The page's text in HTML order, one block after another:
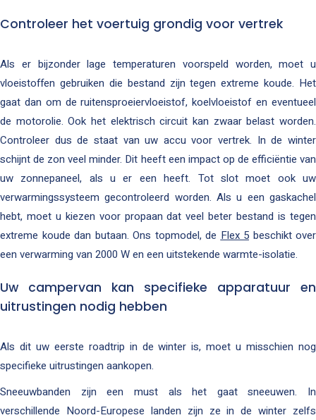
Controleer het voertuig grondig voor vertrek
Als er bijzonder lage temperaturen voorspeld worden, moet u
vloeistoffen gebruiken die bestand zijn tegen extreme koude. Het
gaat dan om de ruitensproeiervloeistof, koelvloeistof en eventueel
de motorolie. Ook het elektrisch circuit kan zwaar belast worden.
Controleer dus de staat van uw accu voor vertrek. In de winter
schijnt de zon veel minder. Dit heeft een impact op de efficiëntie van
uw zonnepaneel, als u er een heeft. Tot slot moet ook uw
verwarmingssysteem gecontroleerd worden. Als u een gaskachel
hebt, moet u kiezen voor propaan dat veel beter bestand is tegen
extreme koude dan butaan. Ons topmodel, de Flex 5 beschikt over
een verwarming van 2000 W en een uitstekende warmte-isolatie.
Uw campervan kan specifieke apparatuur en
uitrustingen nodig hebben
Als dit uw eerste roadtrip in de winter is, moet u misschien nog
specifieke uitrustingen aankopen.
Sneeuwbanden zijn een must als het gaat sneeuwen. In
verschillende Noord-Europese landen zijn ze in de winter zelfs